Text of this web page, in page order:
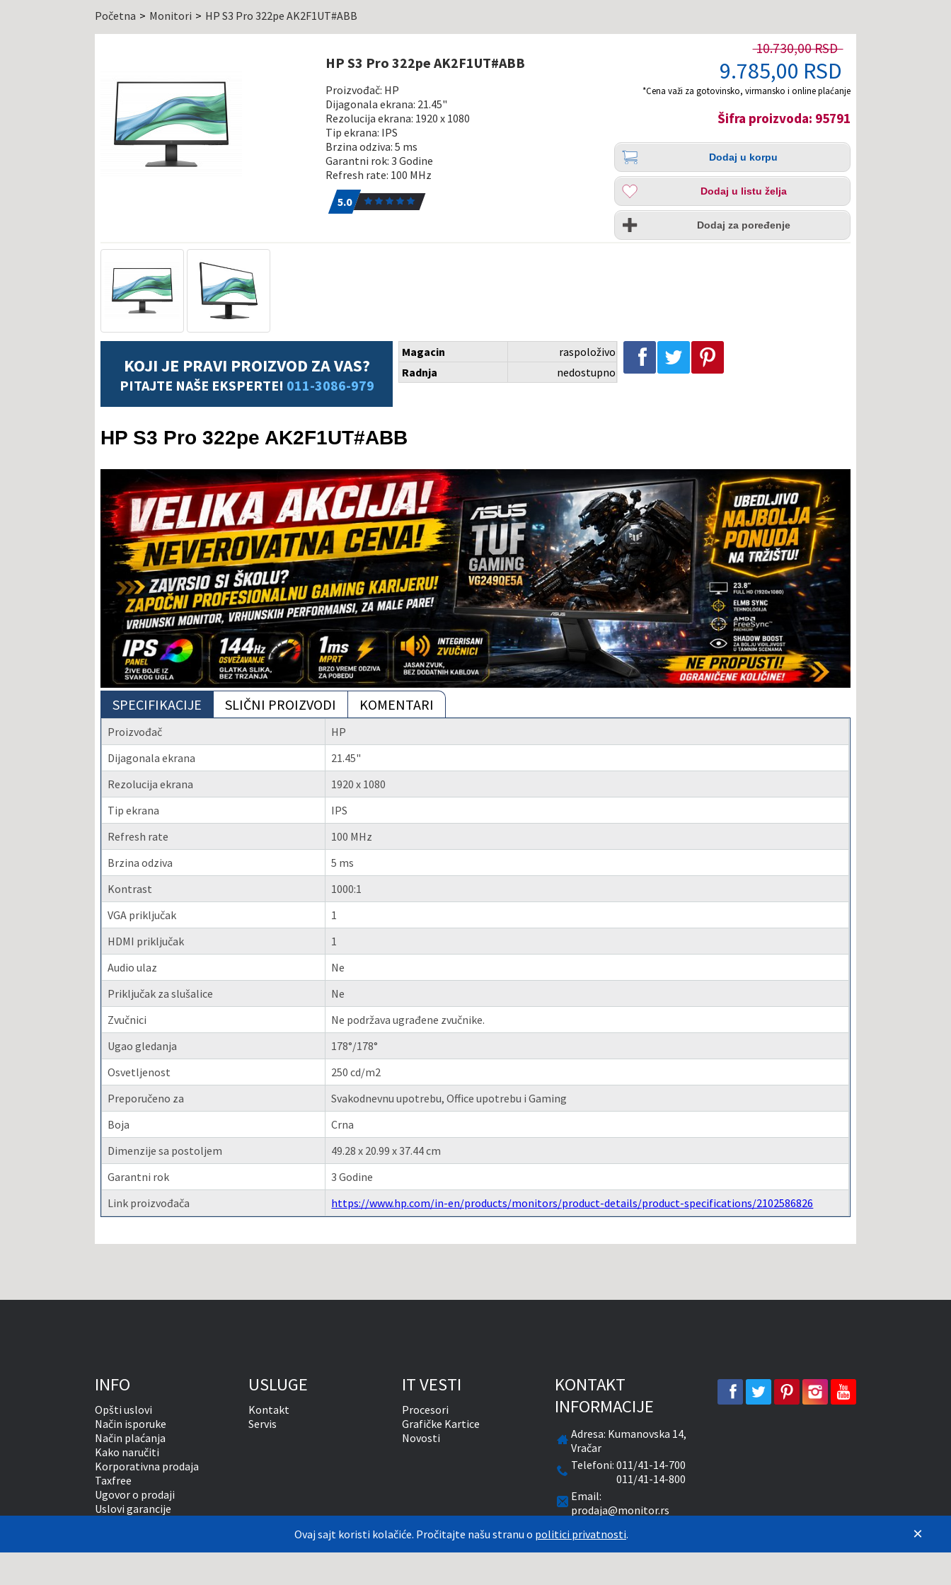
Početna Monitori HP S3 Pro 322pe AK2F1UT#ABB
HP S3 Pro 322pe AK2F1UT#ABB
Proizvođač: HP
Dijagonala ekrana: 21.45"
Rezolucija ekrana: 1920 x 1080
Tip ekrana: IPS
Brzina odziva: 5 ms
Garantni rok: 3 Godine
Refresh rate: 100 MHz
5.01
5.0
10.730,00 RSD
9.785,00 RSD
*Cena važi za gotovinsko, virmansko i online plaćanje
Šifra proizvoda: 95791
Količina
Dodaj
korpu
Dodaj u korpu
Dodaj
listu
želja
Dodaj u listu želja
Uporedi
Dodaj za poređenje
KOJI JE PRAVI PROIZVOD ZA VAS?
PITAJTE NAŠE EKSPERTE! 011-3086-979
Magacin
raspoloživo
Radnja
nedostupno
Podeli na Facebook-u Podeli na Twitter-u Podeli na Pinterest-u
HP S3 Pro 322pe AK2F1UT#ABB
SPECIFIKACIJE SLIČNI PROIZVODI KOMENTARI
Proizvođač
HP
Dijagonala ekrana
21.45"
Rezolucija ekrana
1920 x 1080
Tip ekrana
IPS
Refresh rate
100 MHz
Brzina odziva
5 ms
Kontrast
1000:1
VGA priključak
1
HDMI priključak
1
Audio ulaz
Ne
Priključak za slušalice
Ne
Zvučnici
Ne podržava ugrađene zvučnike.
Ugao gledanja
178°/178°
Osvetljenost
250 cd/m2
Preporučeno za
Svakodnevnu upotrebu, Office upotrebu i Gaming
Boja
Crna
Dimenzije sa postoljem
49.28 x 20.99 x 37.44 cm
Garantni rok
3 Godine
Link proizvođača
https://www.hp.com/in-en/products/monitors/product-details/product-specifications/2102586826
INFO
Opšti uslovi
Način isporuke
Način plaćanja
Kako naručiti
Korporativna prodaja
Taxfree
Ugovor o prodaji
Uslovi garancije
USLUGE
Kontakt
Servis
IT VESTI
Procesori
Grafičke Kartice
Novosti
KONTAKT
INFORMACIJE
Adresa: Kumanovska 14,
Vračar
Telefoni:011/41-14-700
011/41-14-800
Email:
prodaja@monitor.rs
Radnim danima od 09-20
časova
Subotom od 10-15 časova
facebook
twitterpinterestinstagramyoutube
Ovaj sajt koristi kolačiće. Pročitajte našu stranu o politici privatnosti. ×